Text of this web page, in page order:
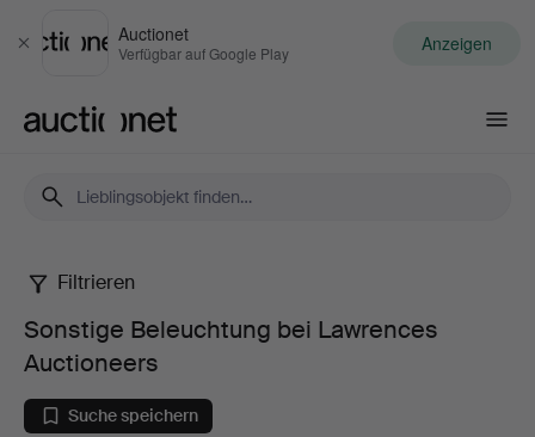
Schließen
Auctionet
Verfügbar auf Google Play Anzeigen
Sonstige
Beleuchtung
bei
Filtrieren
Sonstige Beleuchtung bei Lawrences
Auctioneers
Suche speichern